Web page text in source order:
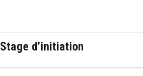
Stage d’initiation